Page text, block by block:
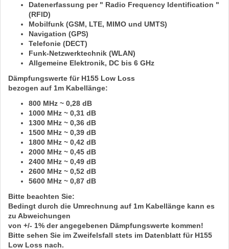
Datenerfassung per " Radio Frequency Identification "
(RFID)
Mobilfunk (GSM, LTE, MIMO und UMTS)
Navigation (GPS)
Telefonie (DECT)
Funk-Netzwerktechnik (WLAN)
Allgemeine Elektronik, DC bis 6 GHz
Dämpfungswerte für H155 Low Loss
bezogen auf 1m Kabellänge:
800 MHz ~ 0,28 dB
1000 MHz ~ 0,31 dB
1300 MHz ~ 0,36 dB
1500 MHz ~ 0,39 dB
1800 MHz ~ 0,42 dB
2000 MHz ~ 0,45 dB
2400 MHz ~ 0,49 dB
2600 MHz ~ 0,52 dB
5600 MHz ~ 0,87 dB
Bitte beachten Sie:
Bedingt durch die Umrechnung auf 1m Kabellänge kann es
zu Abweichungen
von +/- 1% der angegebenen Dämpfungswerte kommen!
Bitte sehen Sie im Zweifelsfall stets im Datenblatt für H155
Low Loss nach.